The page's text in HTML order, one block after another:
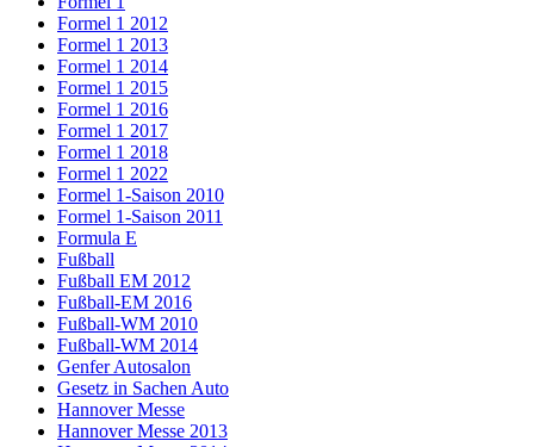
Formel 1 2012
Formel 1 2013
Formel 1 2014
Formel 1 2015
Formel 1 2016
Formel 1 2017
Formel 1 2018
Formel 1 2022
Formel 1-Saison 2010
Formel 1-Saison 2011
Formula E
Fußball
Fußball EM 2012
Fußball-EM 2016
Fußball-WM 2010
Fußball-WM 2014
Genfer Autosalon
Gesetz in Sachen Auto
Hannover Messe
Hannover Messe 2013